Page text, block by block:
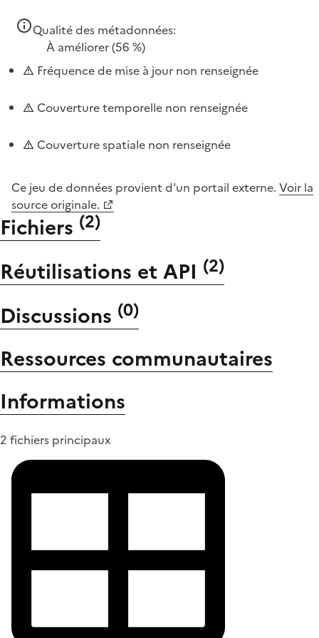
Qualité des métadonnées:
À améliorer(56 %)
Fréquence de mise à jour non renseignée
Couverture temporelle non renseignée
Couverture spatiale non renseignée
Ce jeu de données provient d'un portail externe. Voir la
source originale.
Fichiers (2)
Réutilisations et API (2)
Discussions (0)
Ressources communautaires
Informations
2 fichiers principaux